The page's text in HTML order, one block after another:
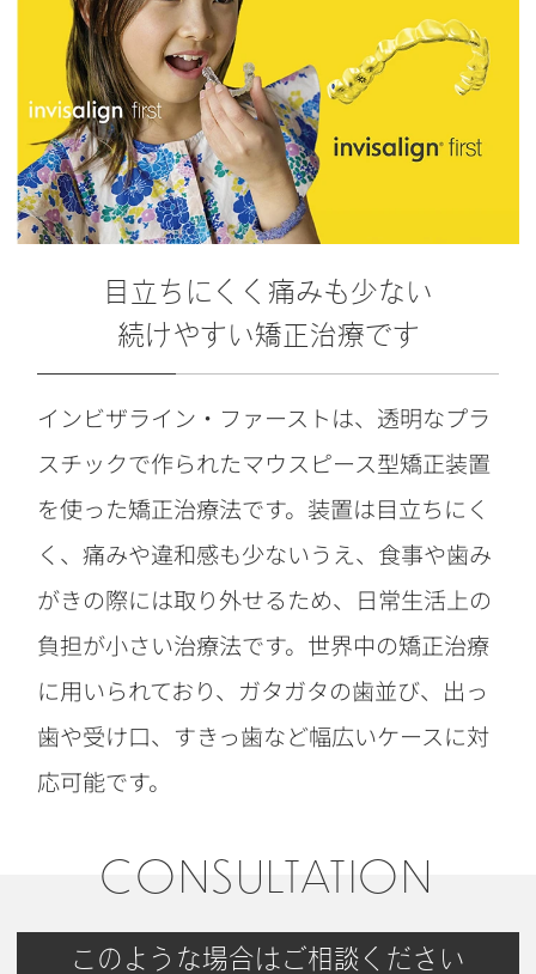
目立ちにくく痛みも少ない
続けやすい矯正治療です
インビザライン・ファーストは、透明なプラ
スチックで作られたマウスピース型矯正装置
を使った矯正治療法です。装置は目立ちにく
く、痛みや違和感も少ないうえ、食事や歯み
がきの際には取り外せるため、日常生活上の
負担が小さい治療法です。世界中の矯正治療
に用いられており、ガタガタの歯並び、出っ
歯や受け口、すきっ歯など幅広いケースに対
応可能です。
CONSULTATION
このような場合はご相談ください